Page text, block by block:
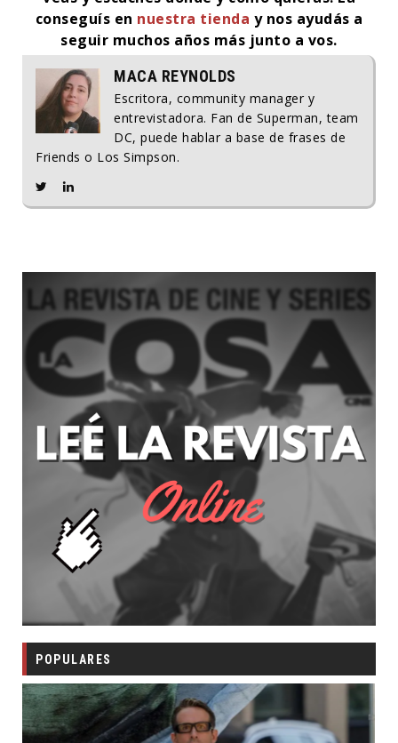
conseguís en nuestra tienda y nos ayudás a
seguir muchos años más junto a vos.
MACA REYNOLDS
Escritora, community manager y
entrevistadora. Fan de Superman, team
DC, puede hablar a base de frases de
Friends o Los Simpson.
POPULARES